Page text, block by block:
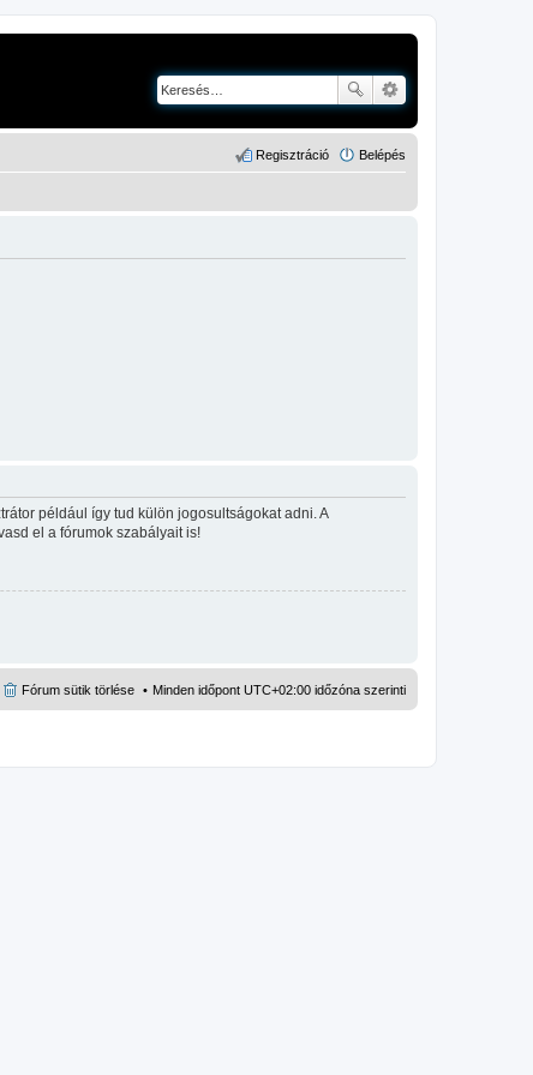
Belépés
Regisztráció
például így tud külön jogosultságokat adni. A
el a fórumok szabályait is!
Minden időpont UTC+02:00 időzóna szerinti
Fórum sütik törlése